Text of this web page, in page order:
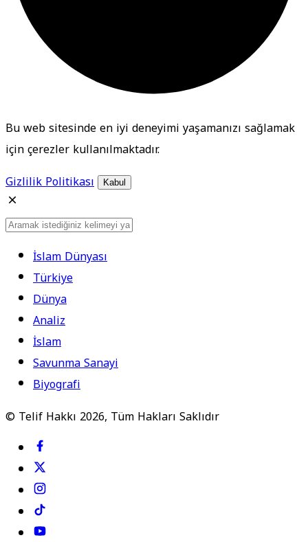
Bu web sitesinde en iyi deneyimi yaşamanızı sağlamak
için çerezler kullanılmaktadır.
Gizlilik Politikası
Kabul
İslam Dünyası
Türkiye
Dünya
Analiz
İslam
Savunma Sanayi
Biyografi
© Telif Hakkı 2026, Tüm Hakları Saklıdır